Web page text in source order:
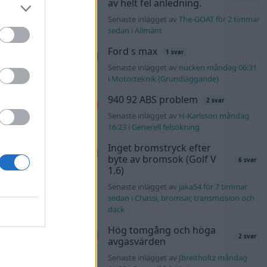
tisdag
måndag
av helt fel anledning.
Senaste inlägget av The-GOAT för 2 timmar
sedan i Allmänt
Ford s max 1 svar
Senaste inlägget av nucken måndag 06:31
i Motorteknik (Grundläggande)
940 92 ABS problem 2 svar
Senaste inlägget av H-Karlsson måndag
16:23i Generell felsökning
Inget bromstryck efter
byte av bromsok (Golf V
1.6)
6 svar
Senaste inlägget av jaka54 för 7 timmar
sedan i Chassi, bromsar, transmission och
däck
Hög tomgång och höga
avgasvärden
2 svar
Senaste inlägget av Jbreitholtz måndag